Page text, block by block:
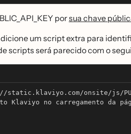
porsua chave
um script extra para
scripts será parecido com o
onsite/js/
no carregamento da